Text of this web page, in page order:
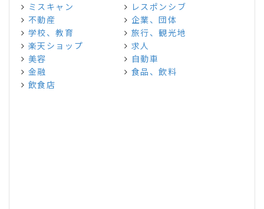
ミスキャン
レスポンシブ
不動産
企業、団体
学校、教育
旅行、観光地
楽天ショップ
求人
美容
自動車
金融
食品、飲料
飲食店